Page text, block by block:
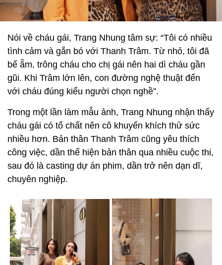
Nói về cháu gái, Trang Nhung tâm sự: “Tôi có nhiều
tình cảm và gắn bó với Thanh Trâm. Từ nhỏ, tôi đã
bế ẵm, trông cháu cho chị gái nên hai dì cháu gần
gũi. Khi Trâm lớn lên, con đường nghệ thuật đến
với cháu đúng kiểu người chọn nghề”.
Trong một lần làm mẫu ảnh, Trang Nhung nhận thấy
cháu gái có tố chất nên cô khuyến khích thử sức
nhiều hơn. Bản thân Thanh Trâm cũng yêu thích
công việc, dần thể hiện bản thân qua nhiều cuộc thi,
sau đó là casting dự án phim, dần trở nên dạn dĩ,
chuyên nghiệp.